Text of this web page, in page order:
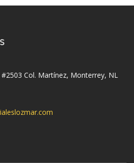
Col. Martínez, Monterrey, NL